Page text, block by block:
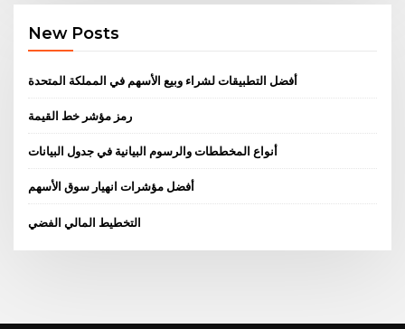
New Posts
أفضل التطبيقات لشراء وبيع الأسهم في المملكة المتحدة
رمز مؤشر خط القيمة
أنواع المخططات والرسوم البيانية في جدول البيانات
أفضل مؤشرات انهيار سوق الأسهم
التخطيط المالي الفضي